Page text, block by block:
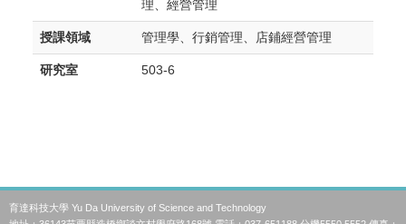
理、經營管理
授課領域 管理學、行銷管理、店鋪經營管理
研究室 503-6
育達科技大學 Yu Da University of Science and Technology